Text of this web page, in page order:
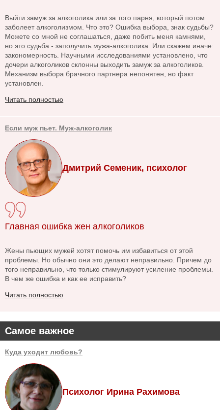
Самое важное
Куда уходит любовь?
Психолог Ирина Рахимова
Выйти замуж за алкоголика или за того парня, который потом
заболеет алкоголизмом. Что это? Ошибка выбора, знак судьбы?
Можете со мной не соглашаться, даже побить меня камнями,
но это судьба - заполучить мужа-алкоголика. Или скажем иначе:
закономерность. Научными исследованиями установлено, что
дочери алкоголиков склонны выходить замуж за алкоголиков.
Механизм выбора брачного партнера непонятен, но факт
установлен.
Читать полностью
Если муж пьет. Муж-алкоголик
Дмитрий Семеник, психолог
Главная ошибка жен алкоголиков
Жены пьющих мужей хотят помочь им избавиться от этой
проблемы. Но обычно они это делают неправильно. Причем до
того неправильно, что только стимулируют усиление проблемы.
В чем же ошибка и как ее исправить?
Читать полностью